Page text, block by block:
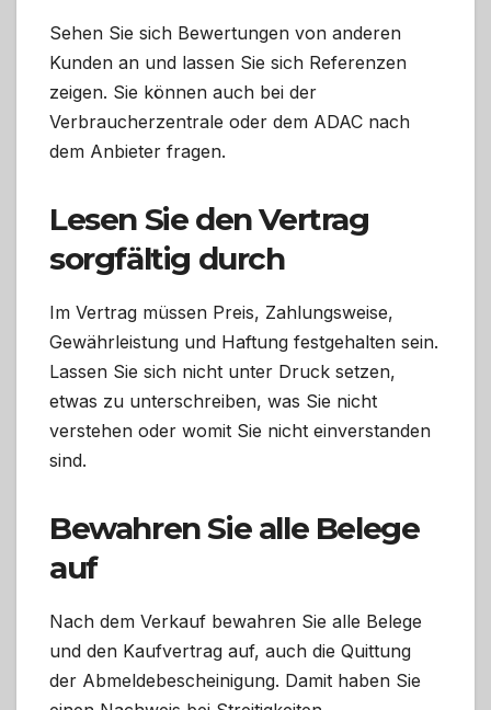
Sehen Sie sich Bewertungen von anderen
Kunden an und lassen Sie sich Referenzen
zeigen. Sie können auch bei der
Verbraucherzentrale oder dem ADAC nach
dem Anbieter fragen.
Lesen Sie den Vertrag
sorgfältig durch
Im Vertrag müssen Preis, Zahlungsweise,
Gewährleistung und Haftung festgehalten sein.
Lassen Sie sich nicht unter Druck setzen,
etwas zu unterschreiben, was Sie nicht
verstehen oder womit Sie nicht einverstanden
sind.
Bewahren Sie alle Belege
auf
Nach dem Verkauf bewahren Sie alle Belege
und den Kaufvertrag auf, auch die Quittung
der Abmeldebescheinigung. Damit haben Sie